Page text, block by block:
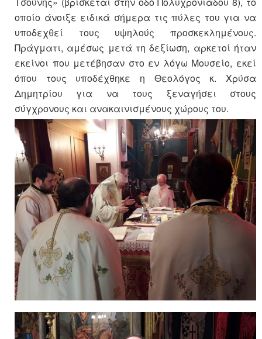
οποίο άνοιξε ειδικά σήμερα τις πύλες του για να
υποδεχθεί τους υψηλούς προσκεκλημένους.
Πράγματι, αμέσως μετά τη δεξίωση, αρκετοί ήταν
εκείνοι που μετέβησαν στο εν λόγω Μουσείο, εκεί
όπου τους υποδέχθηκε η Θεολόγος κ. Χρύσα
Δημητρίου για να τους ξεναγήσει στους
σύγχρονους και ανακαινισμένους χώρους του.